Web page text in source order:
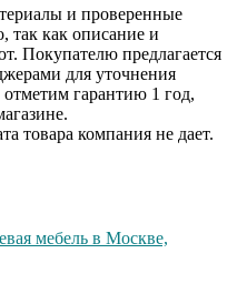
и проверенные
так как описание и
Покупателю предлагается
для уточнения
гарантию 1 год,
товара компания не дает.
мебель в Москве,